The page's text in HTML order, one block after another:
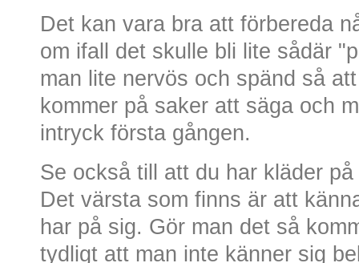
Det kan vara bra att förbereda
om ifall det skulle bli lite sådär
man lite nervös och spänd så
kommer på saker att säga och
intryck första gången.
Se också till att du har kläder
Det värsta som finns är att
har på sig. Gör man det så
tydligt att man inte känner sig